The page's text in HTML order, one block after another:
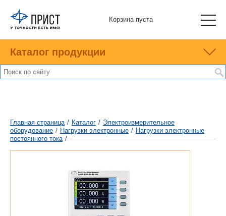
Корзина пуста
Каталог продукции
Главная страница / Каталог / Электроизмерительное
оборудование / Нагрузки электронные / Нагрузки электронные
постоянного тока /